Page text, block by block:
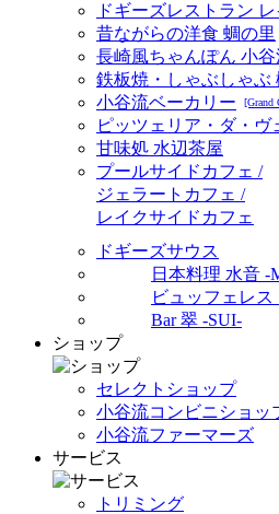
ドギーズレストラン
昔ながらの洋食 蜩の里
長崎風ちゃんぽん 小
鉄板焼・しゃぶしゃぶ
小谷流ベーカリー
[Grand
ピッツェリア・ダ・ヴ
甘味処 水辺茶屋
プールサイドカフェ /
ジェラートカフェ /
レイクサイドカフェ
ドギーズサウス
日本料理 水音 -
ビュッフェレ
Bar 翠 -SUI-
ショップ
セレクトショップ
小谷流コンビニショッ
小谷流ファーマーズ
サービス
トリミング